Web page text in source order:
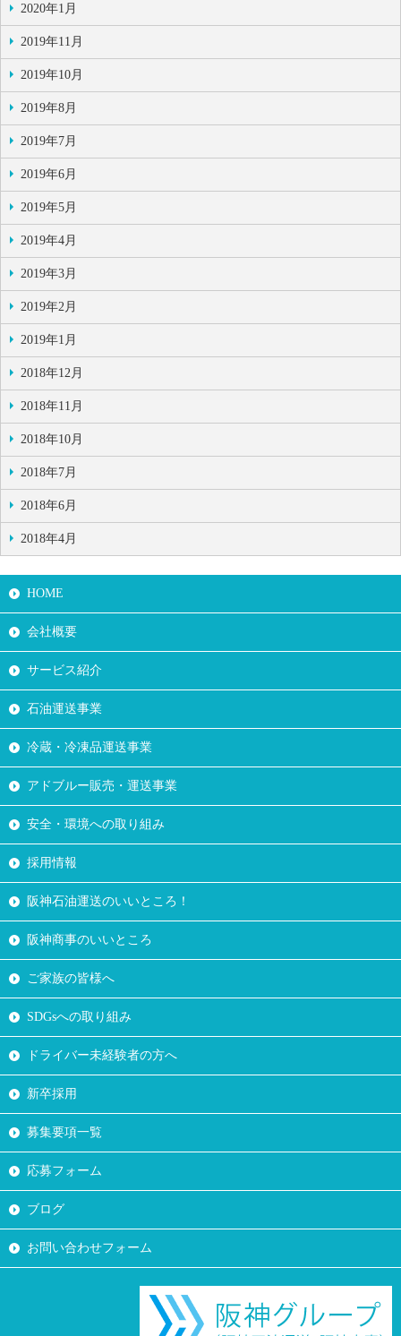
2020年1月
2019年11月
2019年10月
2019年8月
2019年7月
2019年6月
2019年5月
2019年4月
2019年3月
2019年2月
2019年1月
2018年12月
2018年11月
2018年10月
2018年7月
2018年6月
2018年4月
HOME
会社概要
サービス紹介
石油運送事業
冷蔵・冷凍品運送事業
アドブルー販売・運送事業
安全・環境への取り組み
採用情報
阪神石油運送のいいところ！
阪神商事のいいところ
ご家族の皆様へ
SDGsへの取り組み
ドライバー未経験者の方へ
新卒採用
募集要項一覧
応募フォーム
ブログ
お問い合わせフォーム